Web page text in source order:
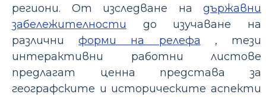
региони. От изследване на държавни
забележителности до изучаване на
различниформи на релефа , тези
интерактивни работни листове
предлагат ценна представа за
географските и историческите аспекти